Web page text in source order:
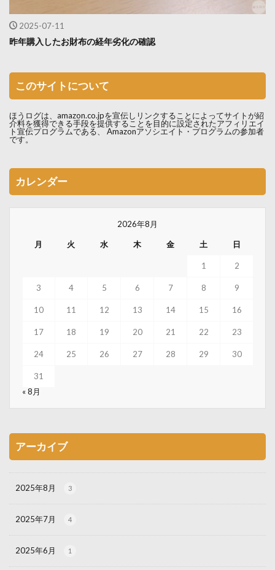
2025-07-11
昨年購入したお財布の経年劣化の確認
このサイトについて
ほうログは、amazon.co.jpを宣伝しリンクすることによってサイトが紹
介料を獲得できる手段を提供することを目的に設定されたアフィリエイ
ト宣伝プログラムである、 Amazonアソシエイト・プログラムの参加者
です。
カレンダー
2026年8月
月 火 水 木 金 土 日
1 2
3 4 5 6 7 8 9
10 11 12 13 14 15 16
17 18 19 20 21 22 23
24 25 26 27 28 29 30
31
« 8月
アーカイブ
2025年8月 3
2025年7月 4
2025年6月 1